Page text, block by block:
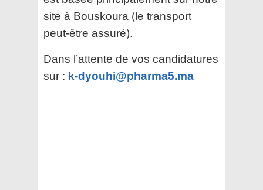
site à Bouskoura (le transport
peut-être assuré).
Dans l’attente de vos candidatures
sur : k-dyouhi@pharma5.ma